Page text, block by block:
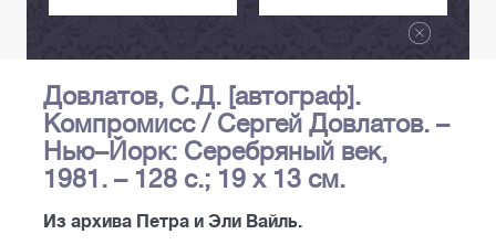
Довлатов, С.Д. [автограф].
Компромисс / Сергей Довлатов. –
Нью–Йорк: Серебряный век,
1981. – 128 с.; 19 х 13 см.
Из архива Петра и Эли Вайль.